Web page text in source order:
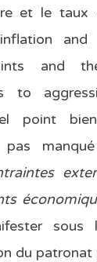
et le taux
and
and
to
point
pas
sous
du patronat